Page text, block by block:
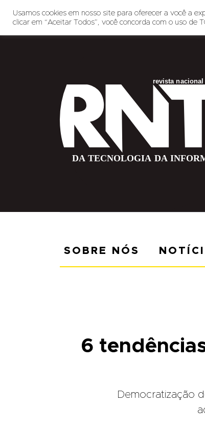
SOBRE NÓS
6
Democratização
Usamos cookies em nosso site para oferecer a você a
clicar em “Aceitar Todos”, você concorda com o uso de